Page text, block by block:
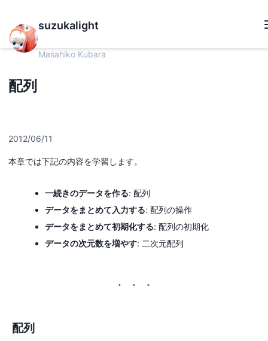
suzukalight
Masahiko Kubara
配列
2012/06/11
本章では下記の内容を学習します。
一続きのデータを作る: 配列
データをまとめて入力する: 配列の操作
データをまとめて初期化する: 配列の初期化
データの次元数を増やす: 二次元配列
配列